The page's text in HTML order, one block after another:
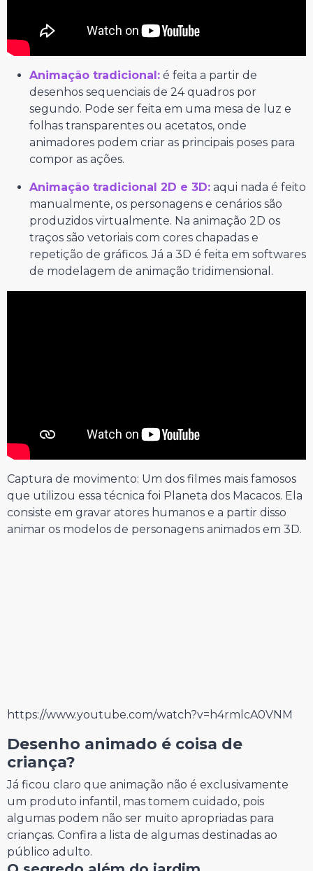
Animação tradicional: é feita a partir de
desenhos sequenciais de 24 quadros por
segundo. Pode ser feita em uma mesa de luz e
folhas transparentes ou acetatos, onde
animadores podem criar as principais poses para
compor as ações.
Animação tradicional 2D e 3D: aqui nada é feito
manualmente, os personagens e cenários são
produzidos virtualmente. Na animação 2D os
traços são vetoriais com cores chapadas e
repetição de gráficos. Já a 3D é feita em softwares
de modelagem de animação tridimensional.
Captura de movimento: Um dos filmes mais famosos
que utilizou essa técnica foi Planeta dos Macacos. Ela
consiste em gravar atores humanos e a partir disso
animar os modelos de personagens animados em 3D.
https://www.youtube.com/watch?v=h4rmlcA0VNM
Desenho animado é coisa de
criança?
Já ficou claro que animação não é exclusivamente
um produto infantil, mas tomem cuidado, pois
algumas podem não ser muito apropriadas para
crianças. Confira a lista de algumas destinadas ao
público adulto.